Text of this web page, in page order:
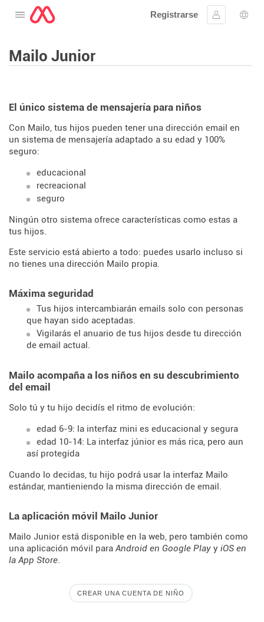
Abre el menú
Registrarse
Ingresar
Mailo Junior
El único sistema de mensajería para niños
Con Mailo, tus hijos pueden tener una dirección email en
un sistema de mensajería adaptado a su edad y 100%
seguro:
educacional
recreacional
seguro
Ningún otro sistema ofrece características como estas a
tus hijos.
Este servicio está abierto a todo: puedes usarlo incluso si
no tienes una dirección Mailo propia.
Máxima seguridad
Tus hijos intercambiarán emails solo con personas
que hayan sido aceptadas.
Vigilarás el anuario de tus hijos desde tu dirección
de email actual.
Mailo acompaña a los niños en su descubrimiento
del email
Solo tú y tu hijo decidís el ritmo de evolución:
edad 6-9: la interfaz mini es educacional y segura
edad 10-14: La interfaz júnior es más rica, pero aun
así protegida
Cuando lo decidas, tu hijo podrá usar la interfaz Mailo
estándar, mantieniendo la misma dirección de email.
La aplicación móvil Mailo Junior
Mailo Junior está disponible en la web, pero también como
una aplicación móvil para Android en Google Play y iOS en
la App Store.
CREAR UNA CUENTA DE NIÑO